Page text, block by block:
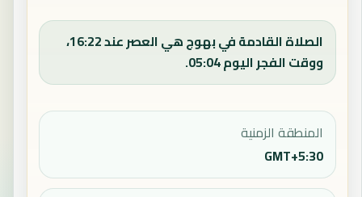
الصلاة القادمة في بهوج هي العصر عند 16:22،
ووقت الفجر اليوم 05:04.
المنطقة الزمنية
GMT+5:30